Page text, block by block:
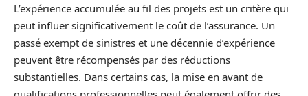
L’expérience accumulée au fil des projets est un critère qui
peut influer significativement le coût de l’assurance. Un
passé exempt de sinistres et une décennie d’expérience
peuvent être récompensés par des réductions
substantielles. Dans certains cas, la mise en avant de